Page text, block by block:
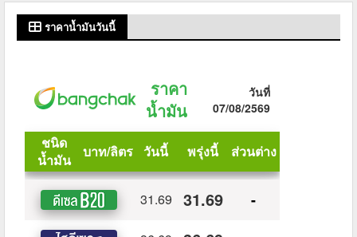
ราคาน้ำมันวันนี้